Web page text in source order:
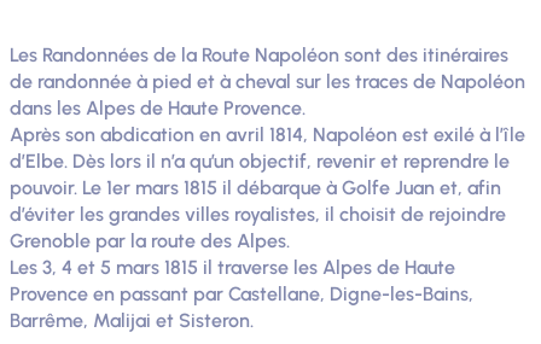
Les Randonnées de la Route Napoléon sont des itinéraires
de randonnée à pied et à cheval sur les traces de Napoléon
dans les Alpes de Haute Provence.
Après son abdication en avril 1814, Napoléon est exilé à l’île
d’Elbe. Dès lors il n’a qu’un objectif, revenir et reprendre le
pouvoir. Le 1er mars 1815 il débarque à Golfe Juan et, afin
d’éviter les grandes villes royalistes, il choisit de rejoindre
Grenoble par la route des Alpes.
Les 3, 4 et 5 mars 1815 il traverse les Alpes de Haute
Provence en passant par Castellane, Digne-les-Bains,
Barrême, Malijai et Sisteron.